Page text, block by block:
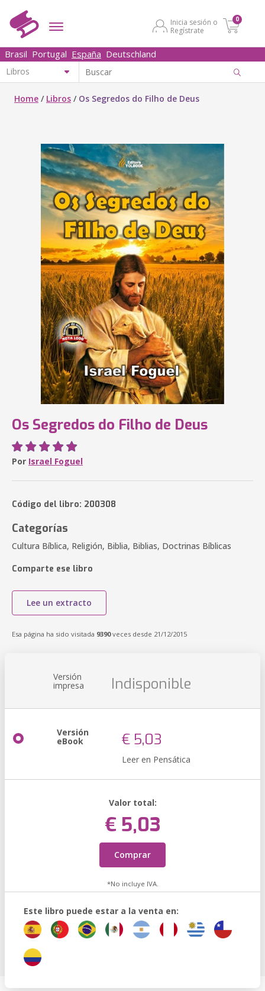
Inicia sesión o
Regístrate
0
Brasil Portugal España Deutschland
Home / Libros / Os Segredos do Filho de Deus
Os Segredos do Filho de Deus
Por Israel Foguel
Código del libro: 200308
Categorías
Cultura Bíblica, Religión, Biblia, Biblias, Doctrinas Bíblicas
Comparte ese libro
Lee un extracto
Esa página ha sido visitada 9390veces desde 21/12/2015
Versión
impresa Indisponible
Versión
eBook € 5,03
Leer en Pensática
Valor total:
€ 5,03
Comprar
*No incluye IVA.
Este libro puede estar a la venta en: